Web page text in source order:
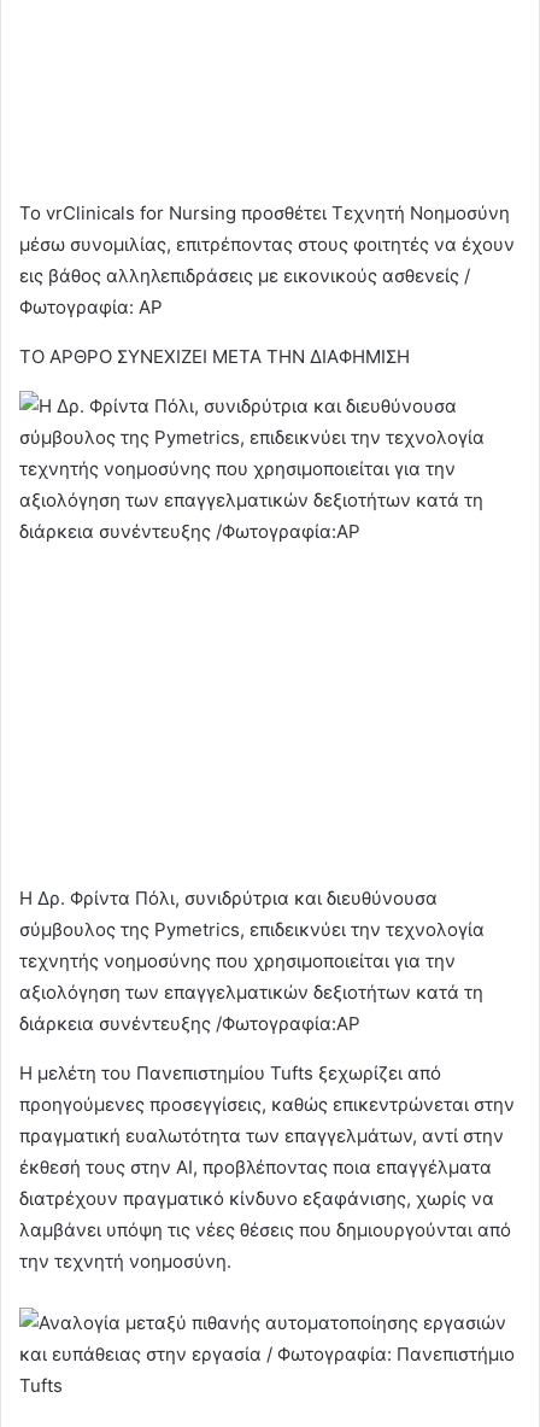
Το vrClinicals for Nursing προσθέτει Τεχνητή Νοημοσύνη
μέσω συνομιλίας, επιτρέποντας στους φοιτητές να έχουν
εις βάθος αλληλεπιδράσεις με εικονικούς ασθενείς /
Φωτογραφία: AP
ΤΟ ΑΡΘΡΟ ΣΥΝΕΧΙΖΕΙ ΜΕΤΑ ΤΗΝ ΔΙΑΦΗΜΙΣΗ
Η Δρ. Φρίντα Πόλι, συνιδρύτρια και διευθύνουσα
σύμβουλος της Pymetrics, επιδεικνύει την τεχνολογία
τεχνητής νοημοσύνης που χρησιμοποιείται για την
αξιολόγηση των επαγγελματικών δεξιοτήτων κατά τη
διάρκεια συνέντευξης /Φωτογραφία:AP
Η μελέτη του Πανεπιστημίου Tufts ξεχωρίζει από
προηγούμενες προσεγγίσεις, καθώς επικεντρώνεται στην
πραγματική ευαλωτότητα των επαγγελμάτων, αντί στην
έκθεσή τους στην AI, προβλέποντας ποια επαγγέλματα
διατρέχουν πραγματικό κίνδυνο εξαφάνισης, χωρίς να
λαμβάνει υπόψη τις νέες θέσεις που δημιουργούνται από
την τεχνητή νοημοσύνη.